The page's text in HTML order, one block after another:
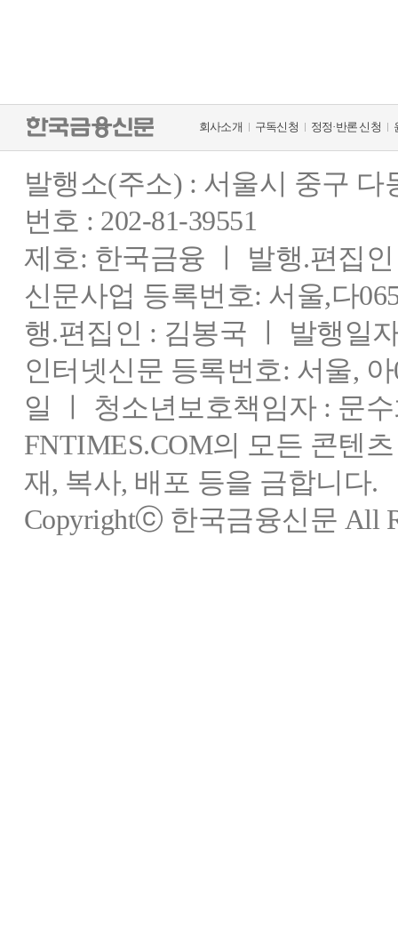
회사소개 구독신청 정정·반론 신청
발행소(주소) : 서울시 중구
번호 : 202-81-39551
제호: 한국금융 ㅣ 발행.편집
신문사업 등록번호: 서울,다
행.편집인 : 김봉국 ㅣ 발행일
인터넷신문 등록번호: 서울,
일 ㅣ 청소년보호책임자 : 문
FNTIMES.COM의 모든 콘텐
재, 복사, 배포 등을 금합니다.
Copyrightⓒ 한국금융신문 All